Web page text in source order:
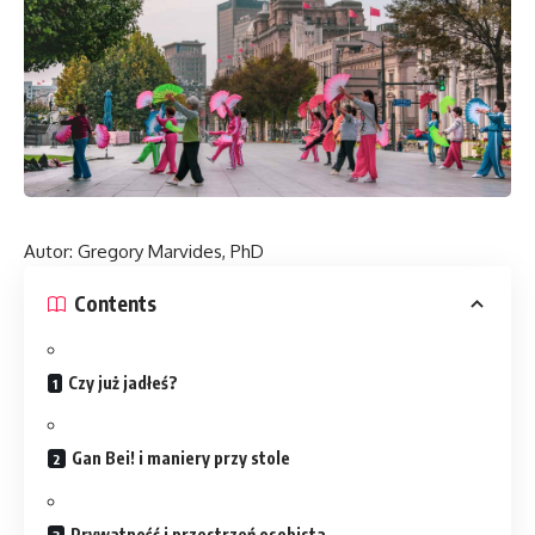
Autor: Gregory Marvides, PhD
Contents
Czy już jadłeś?
Gan Bei! i maniery przy stole